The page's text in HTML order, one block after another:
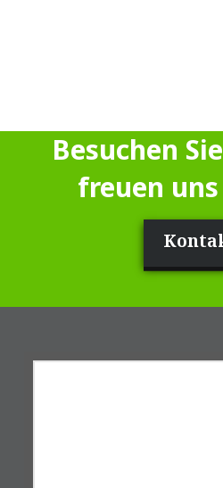
Besuchen
freuen